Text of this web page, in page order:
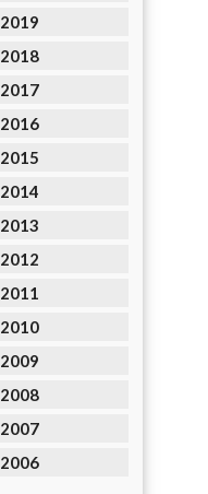
2019
2018
2017
2016
2015
2014
2013
2012
2011
2010
2009
2008
2007
2006